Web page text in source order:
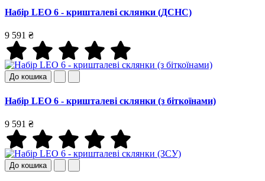
Набір LEO 6 - кришталеві склянки (ДСНС)
9 591 ₴
До кошика
Набір LEO 6 - кришталеві склянки (з біткоїнами)
9 591 ₴
До кошика